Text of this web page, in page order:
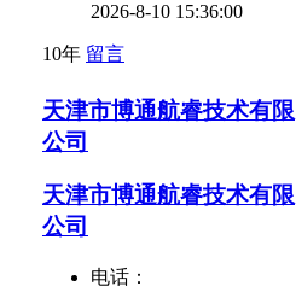
2026-8-10 15:36:00
10年 留言
天津市博通航睿技术有限
公司
天津市博通航睿技术有限
公司
电话：